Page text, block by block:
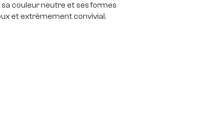
couleur neutre et ses formes
et extrèmement convivial.